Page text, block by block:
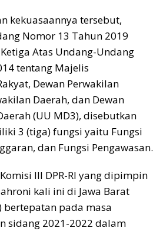
kekuasaannya tersebut,
Nomor 13 Tahun 2019
Atas Undang-Undang
tentang Majelis
Dewan Perwakilan
Daerah, dan Dewan
(UU MD3), disebutkan
3 (tiga) fungsi yaitu Fungsi
dan Fungsi Pengawasan.
III DPR-RI yang dipimpin
kali ini di Jawa Barat
bertepatan pada masa
sidang 2021-2022 dalam